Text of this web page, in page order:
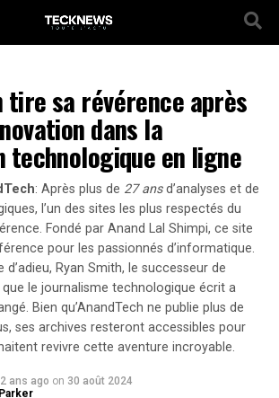
tire sa révérence après
dans la
technologique en ligne
: Après plus de 27 ansd’analyses et de
l’un des sites les plus respectés du
Fondé par Anand Lal Shimpi, ce site
pour les passionnés d’informatique.
d’adieu, Ryan Smith, le successeur de
le journalisme technologique écrit a
Bien qu’AnandTech ne publie plus de
ses archives resteront accessibles pour
revivre cette aventure incroyable.
2 ans ago on 30 août 2024